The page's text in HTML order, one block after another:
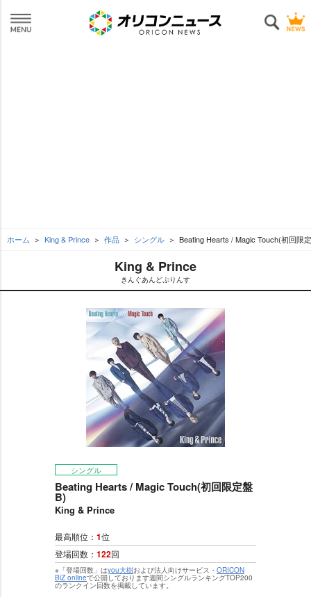
ホーム King & Prince 作品 シングル Beating Hearts / Magic Touch(初回限
King & Prince
きんぐあんどぷりんす
シングル
Beating Hearts / Magic Touch(初回限定盤
B)
King & Prince
最高順位： 1位
登場回数： 122回
※「登場回数」はyou大樹および法人向けサービス・ ORICON
BiZ onlineで公開しております週間シングルランキングTOP200
のランクイン回数を掲載しています。